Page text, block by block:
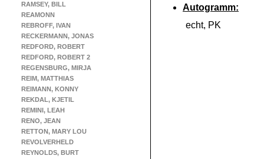
RAMSEY, BILL
REAMONN
REBROFF, IVAN
RECKERMANN, JONAS
REDFORD, ROBERT
REDFORD, ROBERT 2
REGENSBURG, MIRJA
REIM, MATTHIAS
REIMANN, KONNY
REKDAL, KJETIL
REMINI, LEAH
RENO, JEAN
RETTON, MARY LOU
REVOLVERHELD
REYNOLDS, BURT
Autogramm:
echt, PK